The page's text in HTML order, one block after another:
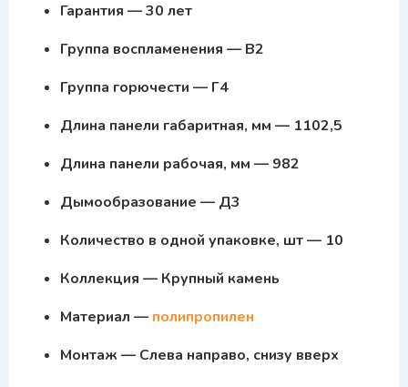
Гарантия — 30 лет
Группа воспламенения — В2
Группа горючести — Г4
Длина панели габаритная, мм — 1102,5
Длина панели рабочая, мм — 982
Дымообразование — Д3
Количество в одной упаковке, шт — 10
Коллекция — Крупный камень
Материал — полипропилен
Монтаж — Слева направо, снизу вверх